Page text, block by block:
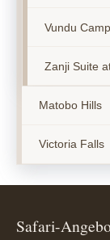
Vundu Camp
Zanji Suite
Matobo Hills
Victoria Falls
Safari-